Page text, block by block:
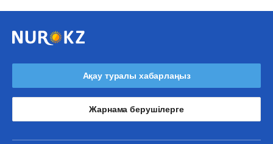
Ақау туралы хабарлаңыз
Жарнама берушілерге